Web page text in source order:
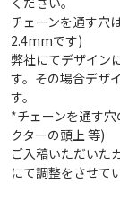
チェーンを通す穴
2.4mmです)
弊社にてデザイン
す。その場合デザ
す。
*チェーンを通す
クターの頭上 等)
ご入稿いただいた
にて調整をさせて